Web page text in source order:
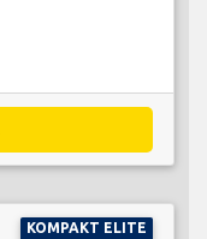
KOMPAKT ELITE